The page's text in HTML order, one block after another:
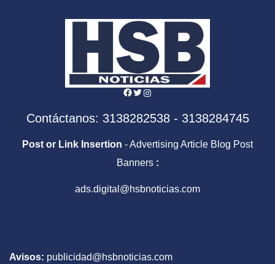
Facebook
Twitter
Instagram
Contáctanos: 3138282538 - 3138284745
Post or Link Insertion - Advertising Article Blog Post
Banners :
ads.digital@hsbnoticias.com
Avisos: publicidad@hsbnoticias.com